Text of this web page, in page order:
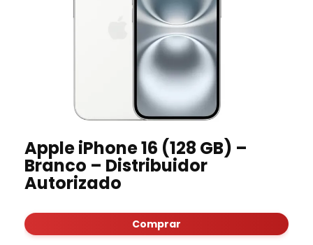
Apple iPhone 16 (128 GB) –
Branco – Distribuidor
Autorizado
Comprar